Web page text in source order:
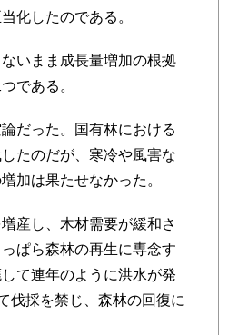
化したのである。
いまま成長量増加の根拠
である。
だった。国有林における
たのだが、寒冷や風害な
加は果たせなかった。
産し、木材需要が緩和さ
ぱら森林の再生に専念す
て連年のように洪水が発
伐採を禁じ、森林の回復に